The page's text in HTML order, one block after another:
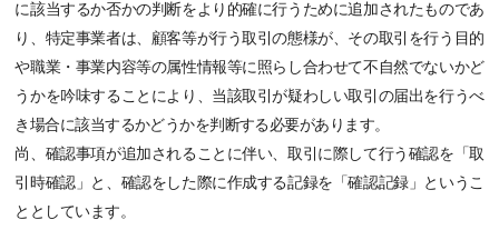
に該当するか否かの判断をより的確に行うために追加されたものであ
り、特定事業者は、顧客等が行う取引の態様が、その取引を行う目的
や職業・事業内容等の属性情報等に照らし合わせて不自然でないかど
うかを吟味することにより、当該取引が疑わしい取引の届出を行うべ
き場合に該当するかどうかを判断する必要があります。
尚、確認事項が追加されることに伴い、取引に際して行う確認を「取
引時確認」と、確認をした際に作成する記録を「確認記録」というこ
ととしています。